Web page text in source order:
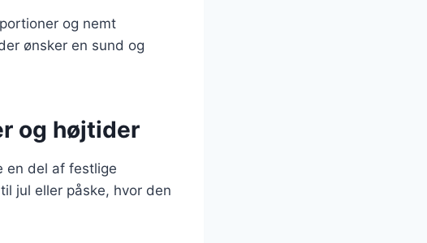
og nemt
ønsker en sund og
og højtider
en del af festlige
jul eller påske, hvor den